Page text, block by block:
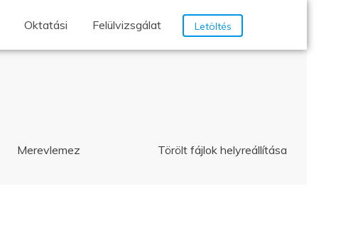
Letöltés
Oktatási Felülvizsgálat
Merevlemez Törölt fájlok helyreállítása